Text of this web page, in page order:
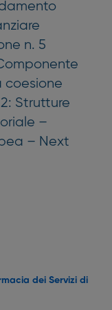
n. 5
coesione
Strutture
–
– Next
dei Servizi di